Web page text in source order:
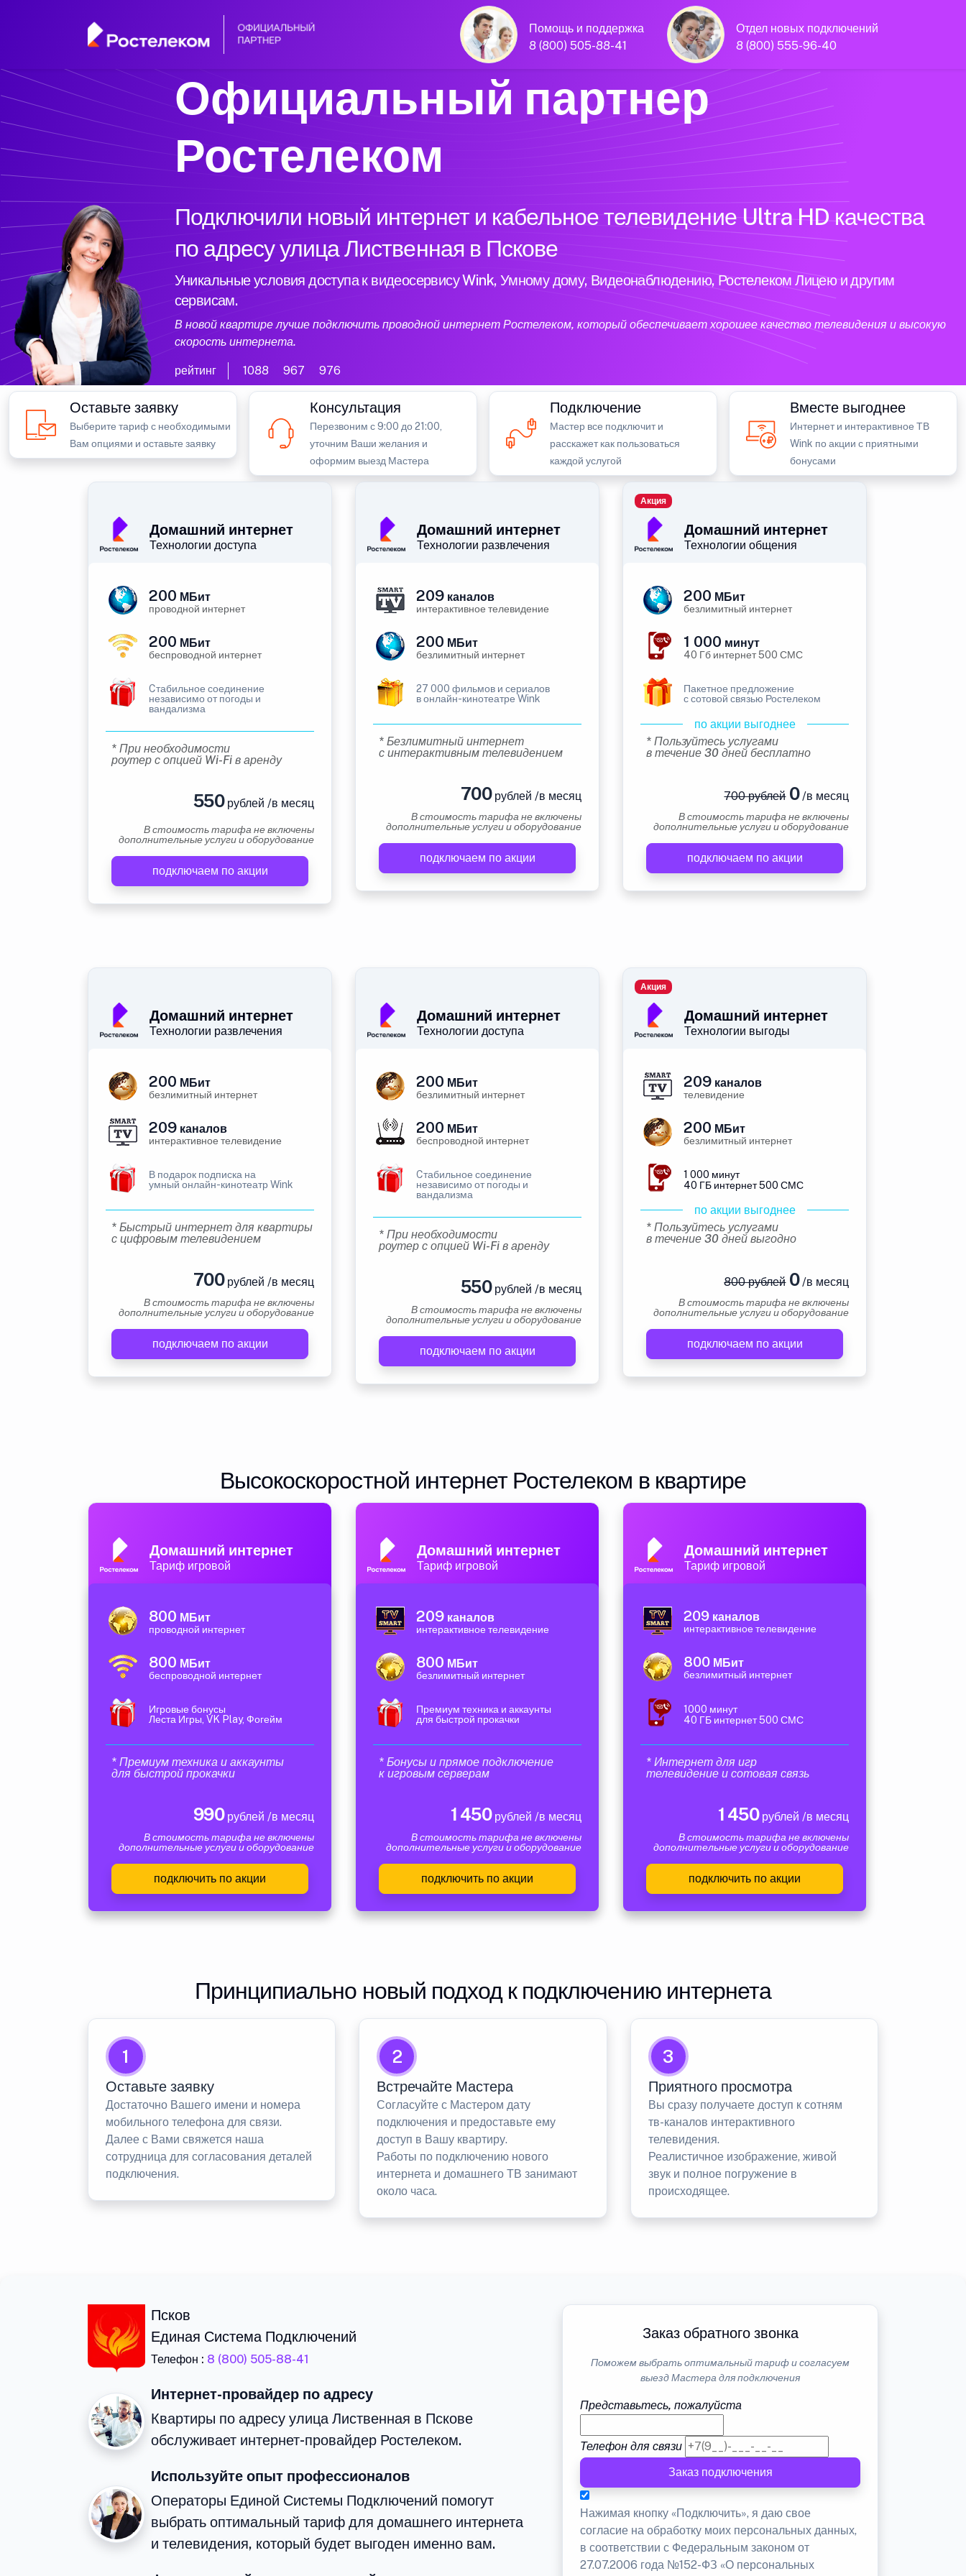
Помощь и поддержка
8 (800) 505-88-41
Отдел новых подключений
8 (800) 555-96-40
Официальный партнер
Ростелеком
Подключили новый интернет и кабельное телевидение Ultra HD качества
по адресу улица Лиственная в Пскове
Уникальные условия доступа к видеосервису Wink, Умному дому, Видеонаблюдению, Ростелеком Лицею и другим
сервисам.
В новой квартире лучше подключить проводной интернет Ростелеком, который обеспечивает хорошее качество телевидения и высокую
скорость интернета.
рейтинг 1088 967 976
Оставьте заявку
Выберите тариф с необходимыми
Вам опциями и оставьте заявку
Консультация
Перезвоним с 9:00 до 21:00,
уточним Ваши желания и
оформим выезд Мастера
Подключение
Мастер все подключит и
расскажет как пользоваться
каждой услугой
Вместе выгоднее
Интернет и интерактивное ТВ
Wink по акции с приятными
бонусами
Домашний интернет
Технологии доступа
200 МБит
проводной интернет
200 МБит
беспроводной интернет
Cтабильное соединение
независимо от погоды и
вандализма
* При необходимости
роутер с опцией Wi-Fi в аренду
550рублей /в месяц
В стоимость тарифа не включены
дополнительные услуги и оборудование
подключаем по акции
Домашний интернет
Технологии развлечения
209 каналов
интерактивное телевидение
200 МБит
безлимитный интернет
27 000 фильмов и сериалов
в онлайн-кинотеатре Wink
* Безлимитный интернет
с интерактивным телевидением
700рублей /в месяц
В стоимость тарифа не включены
дополнительные услуги и оборудование
подключаем по акции
Домашний интернет
Технологии общения
Акция
200 МБит
безлимитный интернет
1 000 минут
40 Гб интернет 500 СМС
Пакетное предложение
с сотовой связью Ростелеком
по акции выгоднее
* Пользуйтесь услугами
в течение 30 дней бесплатно
700 рублей0/в месяц
В стоимость тарифа не включены
дополнительные услуги и оборудование
подключаем по акции
Домашний интернет
Технологии развлечения
200 МБит
безлимитный интернет
209 каналов
интерактивное телевидение
В подарок подписка на
умный онлайн-кинотеатр Wink
* Быстрый интернет для квартиры
с цифровым телевидением
700рублей /в месяц
В стоимость тарифа не включены
дополнительные услуги и оборудование
подключаем по акции
Домашний интернет
Технологии доступа
200 МБит
безлимитный интернет
200 МБит
беспроводной интернет
Cтабильное соединение
независимо от погоды и
вандализма
* При необходимости
роутер с опцией Wi-Fi в аренду
550рублей /в месяц
В стоимость тарифа не включены
дополнительные услуги и оборудование
подключаем по акции
Домашний интернет
Технологии выгоды
Акция
209 каналов
телевидение
200 МБит
безлимитный интернет
1 000 минут
40 ГБ интернет 500 СМС
по акции выгоднее
* Пользуйтесь услугами
в течение 30 дней выгодно
800 рублей0/в месяц
В стоимость тарифа не включены
дополнительные услуги и оборудование
подключаем по акции
Высокоскоростной интернет Ростелеком в квартире
Домашний интернет
Тариф игровой
800 МБит
проводной интернет
800 МБит
беспроводной интернет
Игровые бонусы
Леста Игры, VK Play, Фогейм
* Премиум техника и аккаунты
для быстрой прокачки
990рублей /в месяц
В стоимость тарифа не включены
дополнительные услуги и оборудование
подключить по акции
Домашний интернет
Тариф игровой
209 каналов
интерактивное телевидение
800 МБит
безлимитный интернет
Премиум техника и аккаунты
для быстрой прокачки
* Бонусы и прямое подключение
к игровым серверам
1 450рублей /в месяц
В стоимость тарифа не включены
дополнительные услуги и оборудование
подключить по акции
Домашний интернет
Тариф игровой
209 каналов
интерактивное телевидение
800 МБит
безлимитный интернет
1000 минут
40 ГБ интернет 500 СМС
* Интернет для игр
телевидение и сотовая связь
1 450рублей /в месяц
В стоимость тарифа не включены
дополнительные услуги и оборудование
подключить по акции
Принципиально новый подход к подключению интернета
1
Оставьте заявку
Достаточно Вашего имени и номера
мобильного телефона для связи.
Далее с Вами свяжется наша
сотрудница для согласования деталей
подключения.
2
Встречайте Мастера
Согласуйте с Мастером дату
подключения и предоставьте ему
доступ в Вашу квартиру.
Работы по подключению нового
интернета и домашнего ТВ занимают
около часа.
3
Приятного просмотра
Вы сразу получаете доступ к сотням
тв-каналов интерактивного
телевидения.
Реалистичное изображение, живой
звук и полное погружение в
происходящее.
Псков
Единая Система Подключений
Телефон : 8 (800) 505-88-41
Интернет-провайдер по адресу
Квартиры по адресу улица Лиственная в Пскове
обслуживает интернет-провайдер Ростелеком.
Используйте опыт профессионалов
Операторы Единой Системы Подключений помогут
выбрать оптимальный тариф для домашнего интернета
и телевидения, который будет выгоден именно вам.
Заказ обратного звонка
Поможем выбрать оптимальный тариф и согласуем
выезд Мастера для подключения
Представьтесь, пожалуйста
Телефон для связи
Заказ подключения
Нажимая кнопку «Подключить», я даю свое
согласие на обработку моих персональных данных,
в соответствии с Федеральным законом от
27.07.2006 года №152-ФЗ «О персональных